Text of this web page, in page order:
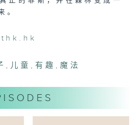
。
, 儿童 , 有趣 , 魔法